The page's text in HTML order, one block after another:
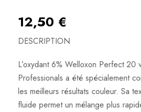
12,50 €
DESCRIPTION
L’oxydant 6% Welloxon Perfect 20
Professionals a été spécialement
les meilleurs résultats couleur. Sa
fluide permet un mélange plus